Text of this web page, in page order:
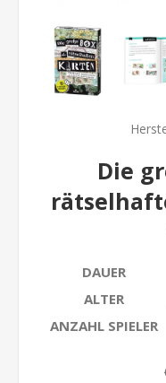
Die
DAUER
ALTER
ANZAHL SPIELER